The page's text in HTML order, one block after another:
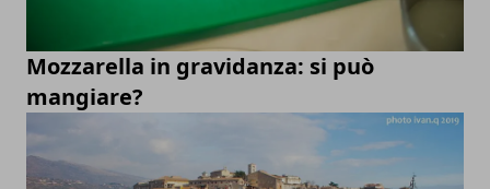
Mozzarella in gravidanza: si può
mangiare?